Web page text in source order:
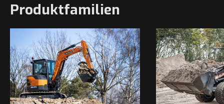
Produktfamilien